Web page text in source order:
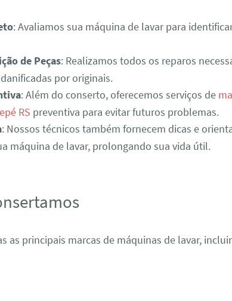
: Avaliamos sua máquina de lavar para
de Peças: Realizamos todos os reparos
por originais.
: Além do conserto, oferecemos serviços de
RS preventiva para evitar futuros problemas.
: Nossos técnicos também fornecem dicas e
máquina de lavar, prolongando sua vida útil.
as principais marcas de máquinas de lavar,